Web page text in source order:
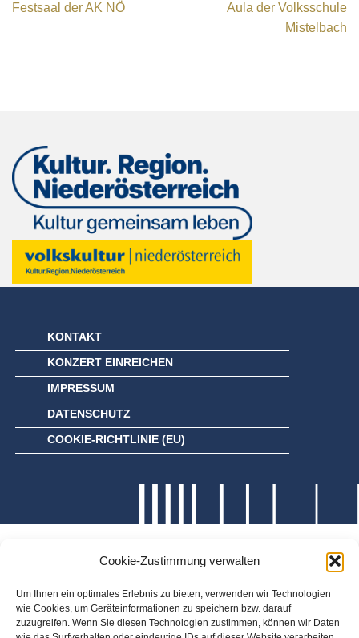
Cookie-Zustimmung verwalten
Um Ihnen ein optimales Erlebnis zu bieten, verwenden wir Technologien
wie Cookies, um Geräteinformationen zu speichern bzw. darauf
zuzugreifen. Wenn Sie diesen Technologien zustimmen, können wir Daten
Festsaal der AK NÖ
Aula der Volksschule
Mistelbach
KONTAKT
KONZERT EINREICHEN
IMPRESSUM
DATENSCHUTZ
COOKIE-RICHTLINIE (EU)